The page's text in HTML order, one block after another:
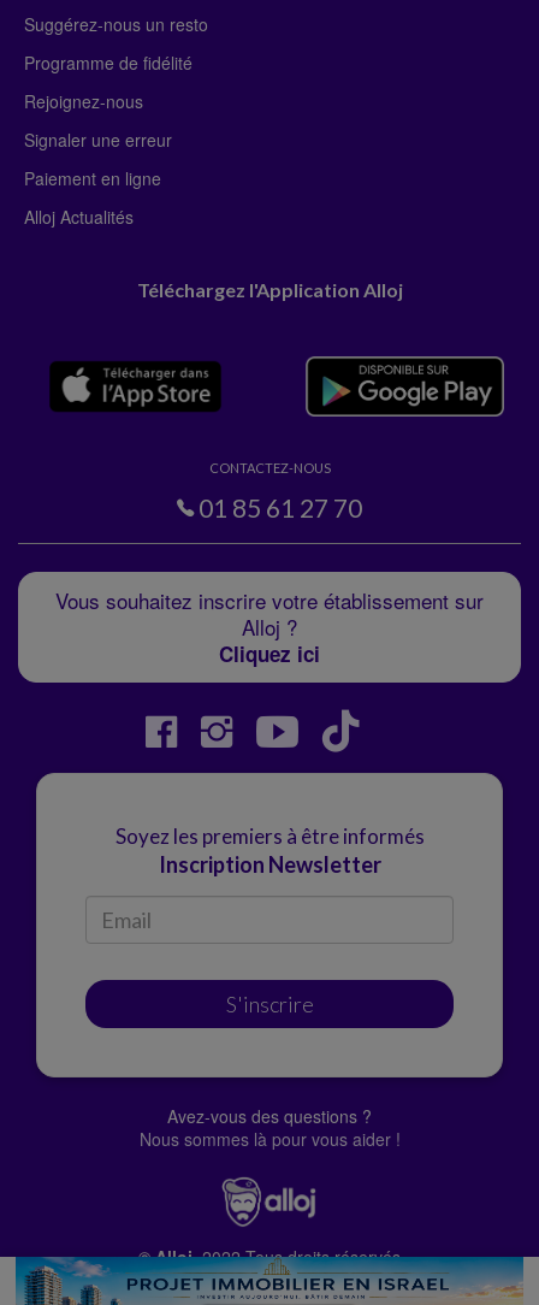
Suggérez-nous un resto
Programme de fidélité
Rejoignez-nous
Signaler une erreur
Paiement en ligne
Alloj Actualités
Téléchargez l'Application Alloj
CONTACTEZ-NOUS
01 85 61 27 70
Vous souhaitez inscrire votre établissement sur
Alloj ?
Cliquez ici
Soyez les premiers à être informés
Inscription Newsletter
S'inscrire
Avez-vous des questions ?
Nous sommes là pour vous aider !
© Alloj.2022 Tous droits réservés